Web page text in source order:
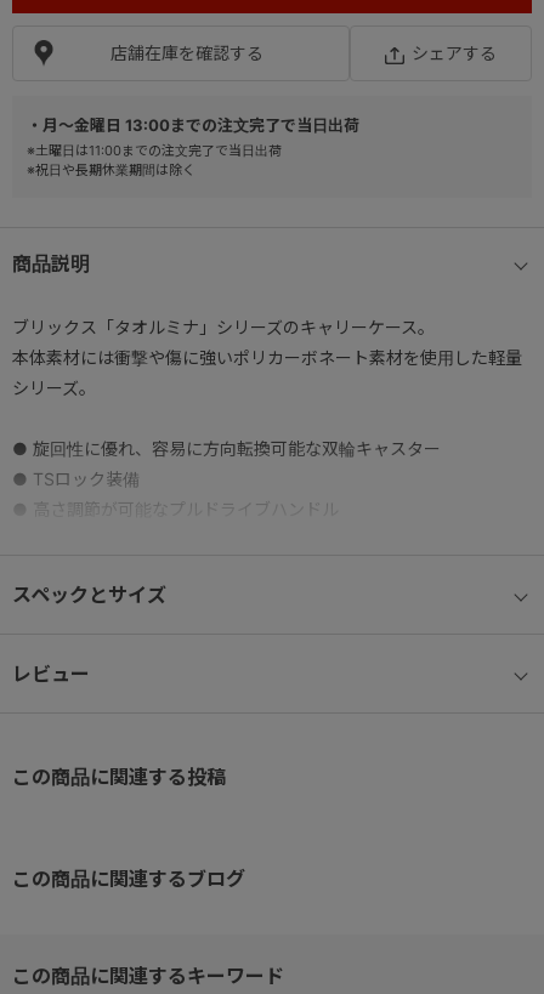
・月～金曜日 13:00までの注文完了で当日出荷
※土曜日は11:00までの注文完了で当日出荷
※祝日や長期休業期間は除く
商品説明
ブリックス「タオルミナ」シリーズのキャリーケース。
本体素材には衝撃や傷に強いポリカーボネート素材を使用した軽量
シリーズ。
● 旋回性に優れ、容易に方向転換可能な双輪キャスター
● TSロック装備
● 高さ調節が可能なプルドライブハンドル
●USBポート搭載
スペックとサイズ
レビュー
店舗在庫を確認する シェアする
この商品に関連する投稿
この商品に関連するブログ